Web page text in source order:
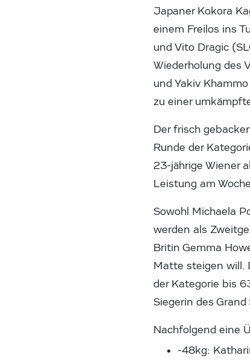
Japaner Kokora
einem Freilos ins
und Vito Dragic
Wiederholung des
und Yakiv
zu einer
Der frisch
Runde der
23-jährige Wiener
Leistung am
Sowohl Michaela
werden als
Britin Gemma
Matte steigen will.
der Kategorie bis
Siegerin des
Nachfolgend eine
-48kg: